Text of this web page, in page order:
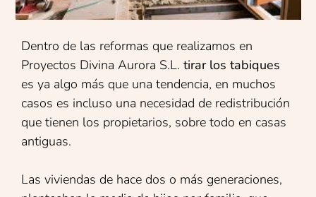
Dentro de las reformas que realizamos en
Proyectos Divina Aurora S.L. tirar los tabiques
es ya algo más que una tendencia, en muchos
casos es incluso una necesidad de redistribución
que tienen los propietarios, sobre todo en casas
antiguas.
Las viviendas de hace dos o más generaciones,